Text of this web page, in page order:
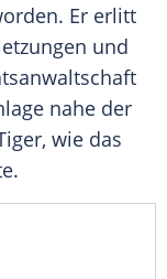
Er erlitt
und
nahe der
wie das